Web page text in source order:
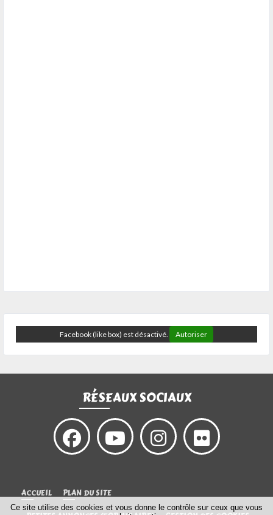
Facebook (like box) est désactivé. Autoriser
RÉSEAUX SOCIAUX
ACCUEIL PLAN DU SITE
Ce site utilise des cookies et vous donne le contrôle sur ceux que vous